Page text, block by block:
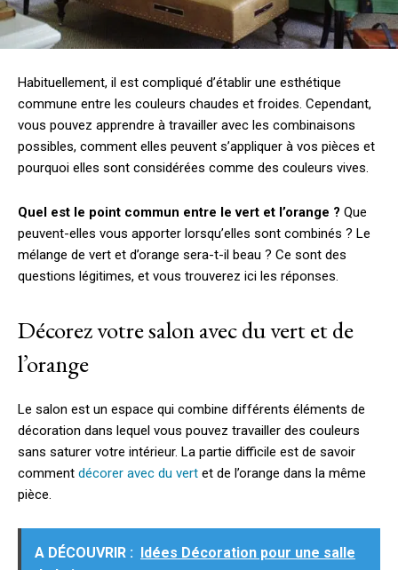
Habituellement, il est compliqué d’établir une esthétique
commune entre les couleurs chaudes et froides. Cependant,
vous pouvez apprendre à travailler avec les combinaisons
possibles, comment elles peuvent s’appliquer à vos pièces et
pourquoi elles sont considérées comme des couleurs vives.
Quel est le point commun entre le vert et l’orange ? Que
peuvent-elles vous apporter lorsqu’elles sont combinés ? Le
mélange de vert et d’orange sera-t-il beau ? Ce sont des
questions légitimes, et vous trouverez ici les réponses.
Décorez votre salon avec du vert et de
l’orange
Le salon est un espace qui combine différents éléments de
décoration dans lequel vous pouvez travailler des couleurs
sans saturer votre intérieur. La partie difficile est de savoir
comment décorer avec du vert et de l’orange dans la même
pièce.
A DÉCOUVRIR :
Idées Décoration pour une salle